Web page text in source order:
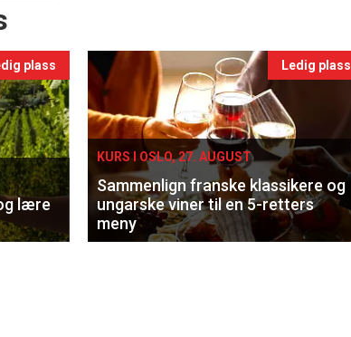
plass
lære
Ledig plass
KURS I OSLO, 27. AUGUST
Sammenlign franske klassikere og
ungarske viner til en 5-retters
meny